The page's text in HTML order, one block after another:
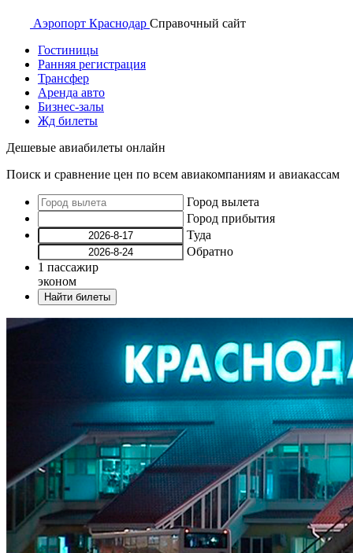
Аэропорт Краснодар Справочный сайт
Гостиницы
Ранняя регистрация
Трансфер
Аренда авто
Бизнес-залы
Жд билеты
Дешевые авиабилеты онлайн
Поиск и сравнение цен по всем авиакомпаниям и авиакассам
Город вылета
Город прибытия
Туда
Обратно
1 пассажир
эконом
Найти билеты